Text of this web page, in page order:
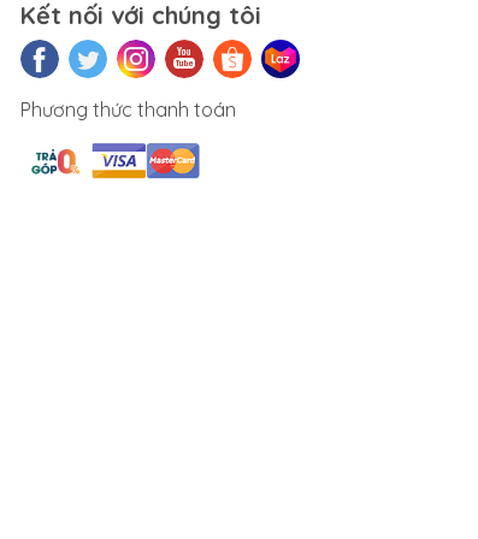
Kết nối với chúng tôi
Phương thức thanh toán